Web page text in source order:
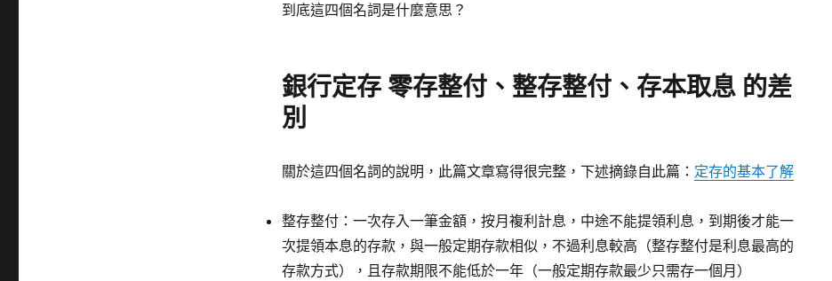
到底這四個名詞是什麼意思？
銀行定存 零存整付、整存整付、存本取息 的差
別
關於這四個名詞的說明，此篇文章寫得很完整，下述摘錄自此篇： 定存的基本了解
整存整付：一次存入一筆金額，按月複利計息，中途不能提領利息，到期後才能一
次提領本息的存款，與一般定期存款相似，不過利息較高（整存整付是利息最高的
存款方式），且存款期限不能低於一年（一般定期存款最少只需存一個月）